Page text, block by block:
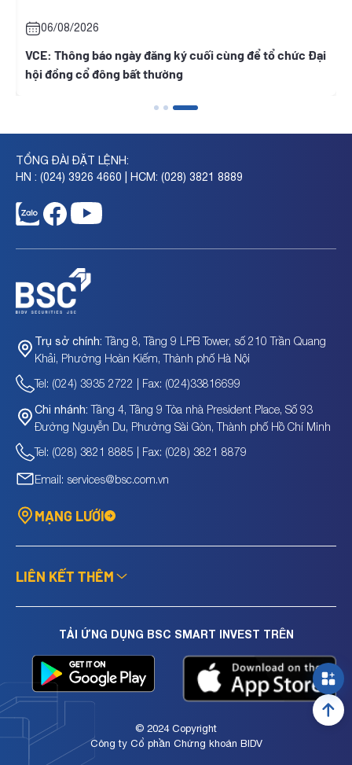
06/08/2026
VCE: Thông báo ngày đăng ký cuối cùng để tổ chức Đại
hội đồng cổ đông bất thường
TỔNG ĐÀI ĐẶT LỆNH:
HN : (024) 3926 4660 | HCM: (028) 3821 8889
Trụ sở chính: Tầng 8, Tầng 9 LPB Tower, số 210 Trần Quang
Khải, Phường Hoàn Kiếm, Thành phố Hà Nội
Tel: (024) 3935 2722 | Fax: (024)33816699
Chi nhánh: Tầng 4, Tầng 9 Tòa nhà President Place, Số 93
Đường Nguyễn Du, Phường Sài Gòn, Thành phố Hồ Chí Minh
Tel: (028) 3821 8885 | Fax: (028) 3821 8879
Email: services@bsc.com.vn
MẠNG LƯỚI
LIÊN KẾT THÊM
TẢI ỨNG DỤNG BSC SMART INVEST TRÊN
© 2024 Copyright
Công ty Cổ phần Chứng khoán BIDV